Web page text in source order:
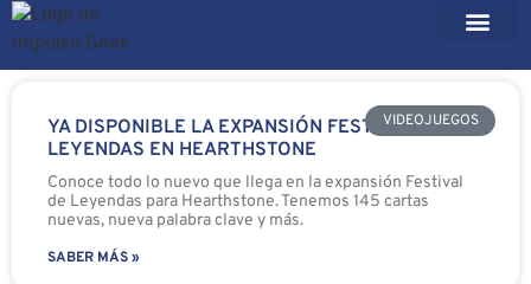
VIDEOJUEGOS
YA DISPONIBLE LA EXPANSIÓN FESTIVAL DE
LEYENDAS EN HEARTHSTONE
Conoce todo lo nuevo que llega en la expansión Festival
de Leyendas para Hearthstone. Tenemos 145 cartas
nuevas, nueva palabra clave y más.
SABER MÁS »